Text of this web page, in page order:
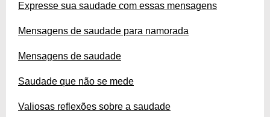
Expresse sua saudade com essas mensagens
Mensagens de saudade para namorada
Mensagens de saudade
Saudade que não se mede
Valiosas reflexões sobre a saudade